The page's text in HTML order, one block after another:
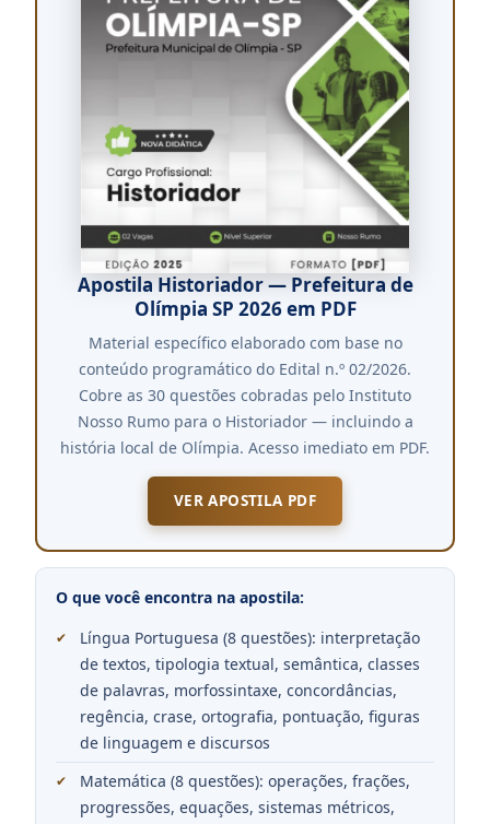
Apostila Historiador — Prefeitura de
Olímpia SP 2026 em PDF
Material específico elaborado com base no
conteúdo programático do Edital n.º 02/2026.
Cobre as 30 questões cobradas pelo Instituto
Nosso Rumo para o Historiador — incluindo a
história local de Olímpia. Acesso imediato em PDF.
VER APOSTILA PDF
O que você encontra na apostila:
Língua Portuguesa (8 questões): interpretação
de textos, tipologia textual, semântica, classes
de palavras, morfossintaxe, concordâncias,
regência, crase, ortografia, pontuação, figuras
de linguagem e discursos
Matemática (8 questões): operações, frações,
progressões, equações, sistemas métricos,